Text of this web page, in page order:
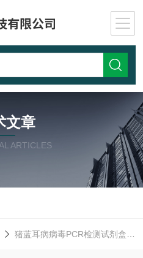
文章
ARTICLES
猪蓝耳病病毒PCR检测试剂盒说明书